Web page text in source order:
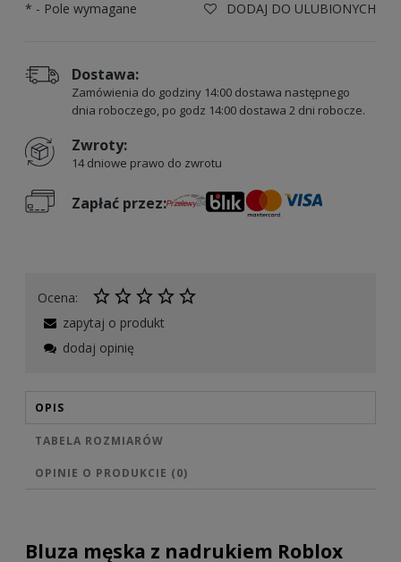
DODAJ DO ULUBIONYCH
* - Pole wymagane
Dostawa:
Zamówienia do godziny 14:00 dostawa następnego
dnia roboczego, po godz 14:00 dostawa 2 dni robocze.
Zwroty:
14 dniowe prawo do zwrotu
Zapłać przez:
Ocena:
zapytaj o produkt
dodaj opinię
OPIS
TABELA ROZMIARÓW
OPINIE O PRODUKCIE (0)
Bluza męska z nadrukiem Roblox